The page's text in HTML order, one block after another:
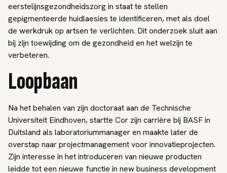
eerstelijnsgezondheidszorg in staat te stellen
gepigmenteerde huidlaesies te identificeren, met als doel
de werkdruk op artsen te verlichten. Dit onderzoek sluit aan
bij zijn toewijding om de gezondheid en het welzijn te
verbeteren.
Loopbaan
Na het behalen van zijn doctoraat aan de Technische
Universiteit Eindhoven, startte Cor zijn carrière bij BASF in
Duitsland als laboratoriummanager en maakte later de
overstap naar projectmanagement voor innovatieprojecten.
Zijn interesse in het introduceren van nieuwe producten
leidde tot een nieuwe functie in new business development